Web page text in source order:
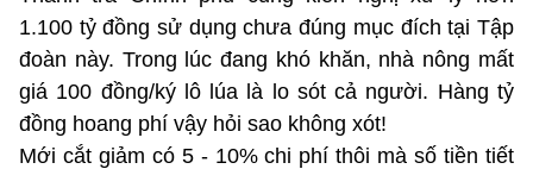
1.100 tỷ đồng sử dụng chưa đúng mục đích tại Tập
đoàn này. Trong lúc đang khó khăn, nhà nông mất
giá 100 đồng/ký lô lúa là lo sót cả người. Hàng tỷ
đồng hoang phí vậy hỏi sao không xót!
Mới cắt giảm có 5 - 10% chi phí thôi mà số tiền tiết